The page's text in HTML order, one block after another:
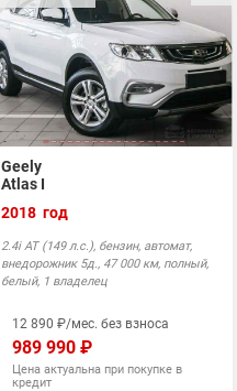
Geely
Atlas I
2018 год
2.4i АТ (149 л.с.), бензин, автомат,
внедорожник 5д., 47 000 км, полный,
белый, 1 владелец
12 890 ₽/мес. без взноса
989 990 ₽
Цена актуальна при покупке в
кредит